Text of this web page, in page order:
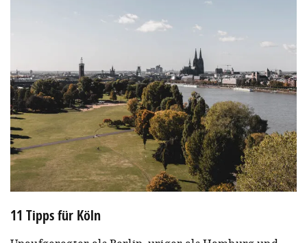
11 Tipps für Köln